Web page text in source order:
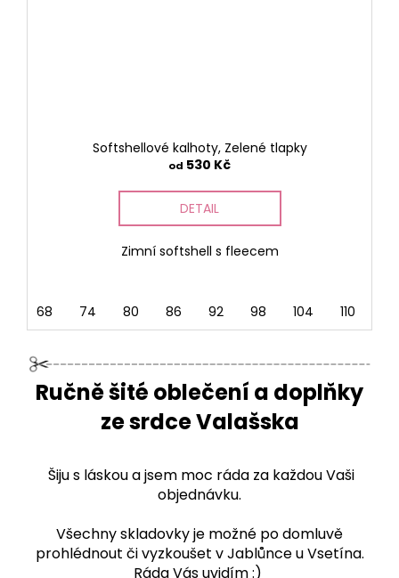
Softshellové kalhoty, Zelené tlapky
od 530 Kč
DETAIL
Zimní softshell s fleecem
68 74 80 86 92 98 104 110
Ručně šité oblečení a doplňky
ze srdce Valašska
Šiju s láskou a jsem moc ráda za každou Vaši
objednávku.
Všechny skladovky je možné po domluvě
prohlédnout či vyzkoušet v Jablůnce u Vsetína.
Ráda Vás uvidím :)